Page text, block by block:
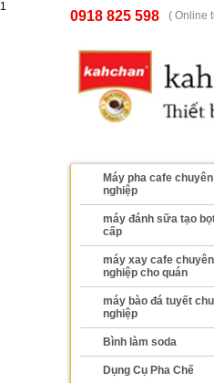
1
0918 825 598 ( Online
Máy pha cafe chuyên
nghiệp
máy đánh sữa tạo
cấp
máy xay cafe chuyên
nghiệp cho quán
máy bào đá tuyết
nghiệp
Bình làm soda
Dụng Cụ Pha Chế